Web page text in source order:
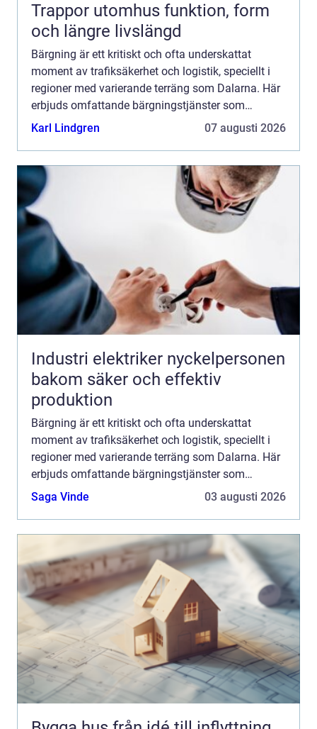
Trappor utomhus funktion, form
och längre livslängd
Bärgning är ett kritiskt och ofta underskattat
moment av trafiksäkerhet och logistik, speciellt i
regioner med varierande terräng som Dalarna. Här
erbjuds omfattande bärgningstjänster som
sträcker sig över...
Karl Lindgren 07 augusti 2026
Industri elektriker nyckelpersonen
bakom säker och effektiv
produktion
Bärgning är ett kritiskt och ofta underskattat
moment av trafiksäkerhet och logistik, speciellt i
regioner med varierande terräng som Dalarna. Här
erbjuds omfattande bärgningstjänster som
sträcker sig över...
Saga Vinde 03 augusti 2026